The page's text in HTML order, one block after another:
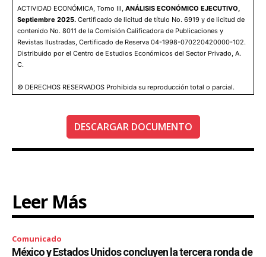
ACTIVIDAD ECONÓMICA, Tomo III, ANÁLISIS ECONÓMICO EJECUTIVO,
Septiembre 2025. Certificado de licitud de título No. 6919 y de licitud de
contenido No. 8011 de la Comisión Calificadora de Publicaciones y
Revistas Ilustradas, Certificado de Reserva 04-1998-070220420000-102.
Distribuido por el Centro de Estudios Económicos del Sector Privado, A.
C.
© DERECHOS RESERVADOS Prohibida su reproducción total o parcial.
DESCARGAR DOCUMENTO
Leer Más
Comunicado
México y Estados Unidos concluyen la tercera ronda de